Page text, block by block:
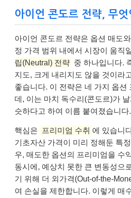
아이언 콘도르 전략, 무엇
아이언 콘도르 전략은 옵션 매도
정 가격 범위 내에서 시장이 움직
립(Neutral) 전략 중 하나입니다.
지도, 크게 내리지도 않을 것이라
좋습니다. 이 전략은 네 가지 옵션
데, 이는 마치 독수리(콘도르)가 날
슷하다고 하여 이름 붙여졌습니다.
핵심은 프리미엄 수취 에 있습니
기초자산 가격이 미리 정해둔 특
우, 매도한 옵션의 프리미엄을 수
동시에, 예상치 못한 큰 변동성으
기 위해 더 외가격(Out-of-the-
여 손실을 제한합니다. 이렇게 매